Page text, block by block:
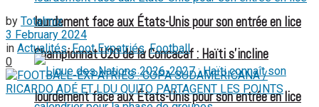
Championnat U20 de la Concacaf : Haïti s’incline
lourdement face aux États-Unis pour son entrée en lice
lourdement face aux États-Unis pour son entrée en lice
by Totalmix
3 February 2024
in Actualités,Foot Expatriés,Football
0